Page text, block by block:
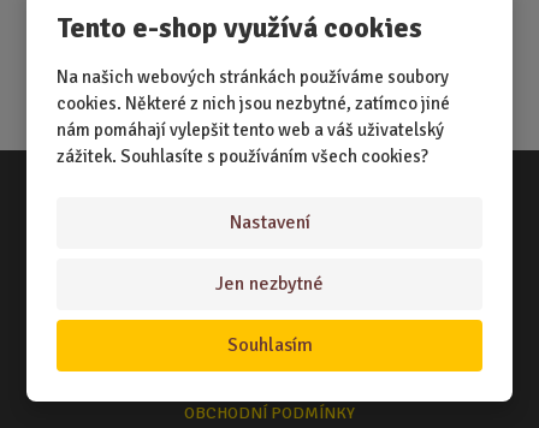
Tento e-shop využívá cookies
Na našich webových stránkách používáme soubory
cookies. Některé z nich jsou nezbytné, zatímco jiné
nám pomáhají vylepšit tento web a váš uživatelský
zážitek. Souhlasíte s používáním všech cookies?
Nastavení
Jen nezbytné
Souhlasím
Vše o nákupu
NÁKUPNÍ RÁDCE
TERMÍNY ODESLÁNÍ ZBOŽÍ
OBCHODNÍ PODMÍNKY